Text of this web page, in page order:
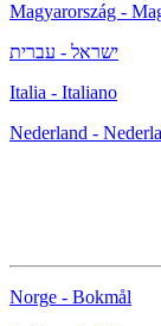
Magyarország -
ישראל - עברית
Italia - Italiano
Nederland -
Norge - Bokmål